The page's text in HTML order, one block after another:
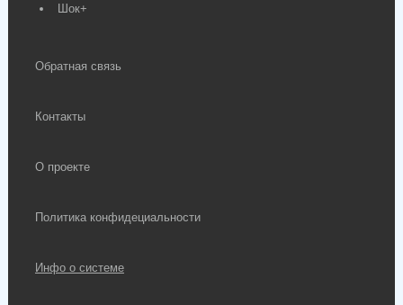
Шок+
Обратная связь
Контакты
О проекте
Политика конфидециальности
Инфо о системе